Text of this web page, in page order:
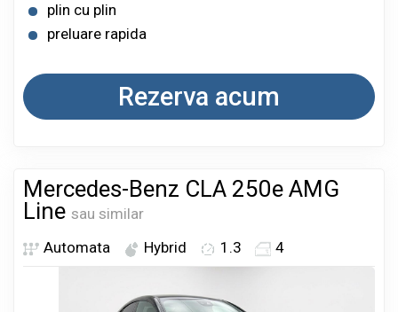
plin cu plin
preluare rapida
Rezerva acum
Mercedes-Benz CLA 250e AMG
Line sau similar
Automata
Hybrid 1.3 4